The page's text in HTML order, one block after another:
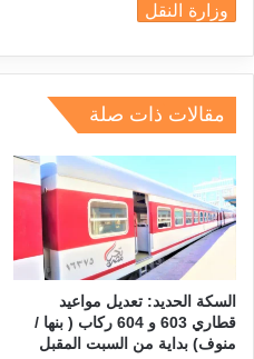
b
o
o
k
p
p
s
وزارة النقل
مقالات ذات صلة
السكة الحديد: تعديل مواعيد
قطاري 603 و 604 ركاب ( بنها /
منوف) بداية من السبت المقبل